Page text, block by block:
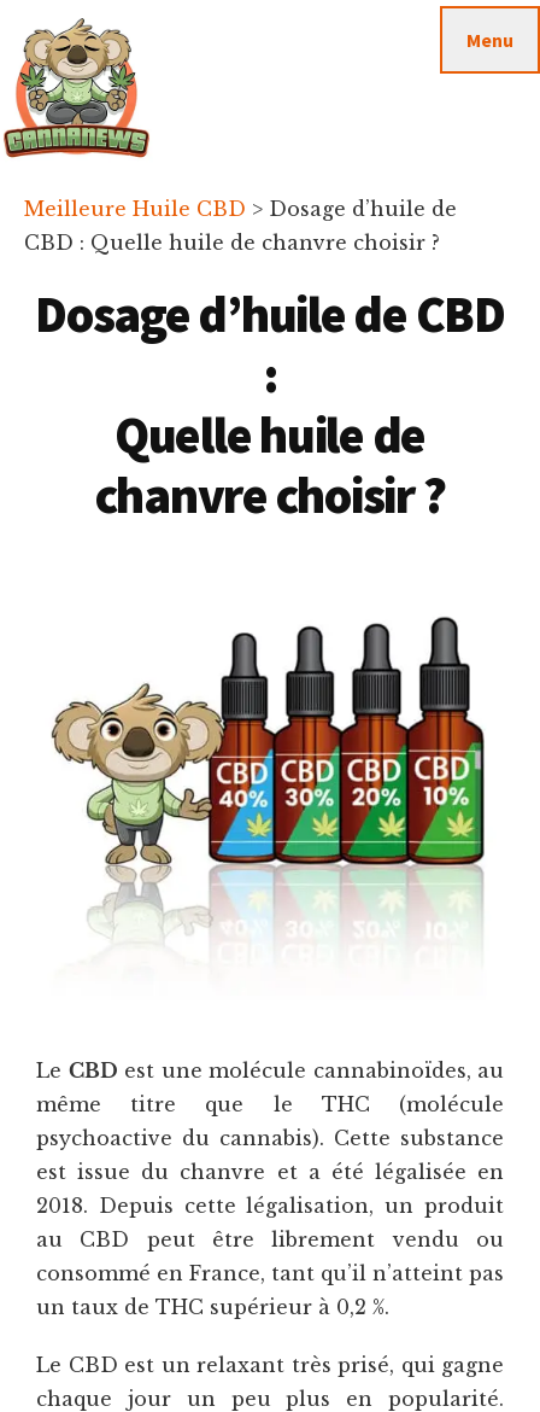
contenu
principal
barre
latérale
principale
footer
Cannanews.fr
Menu
Meilleure Huile CBD > Dosage d’huile de
CBD : Quelle huile de chanvre choisir ?
Dosage d’huile de CBD
:
Quelle huile de
chanvre choisir ?
Le CBD est une molécule cannabinoïdes, au
même titre que le THC (molécule
psychoactive du cannabis). Cette substance
est issue du chanvre et a été légalisée en
2018. Depuis cette légalisation, un produit
au CBD peut être librement vendu ou
consommé en France, tant qu’il n’atteint pas
un taux de THC supérieur à 0,2 %.
Le CBD est un relaxant très prisé, qui gagne
chaque jour un peu plus en popularité.